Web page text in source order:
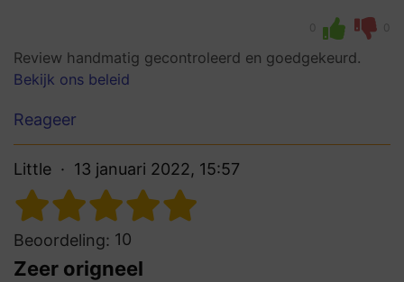
0 0
Review handmatig gecontroleerd en goedgekeurd.
Bekijk ons beleid
Reageer
Little 13 januari 2022, 15:57
Beoordeling: 10
Zeer origneel